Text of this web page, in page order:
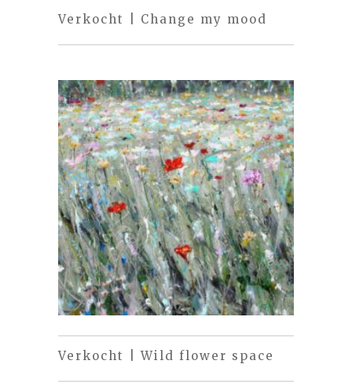
Verkocht | Change my mood
Verkocht | Wild flower space